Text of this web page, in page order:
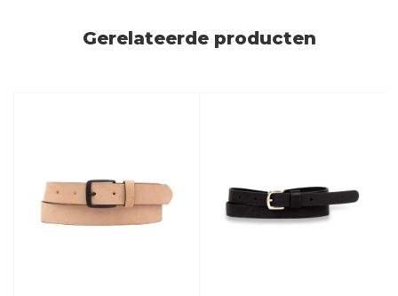
Gerelateerde producten